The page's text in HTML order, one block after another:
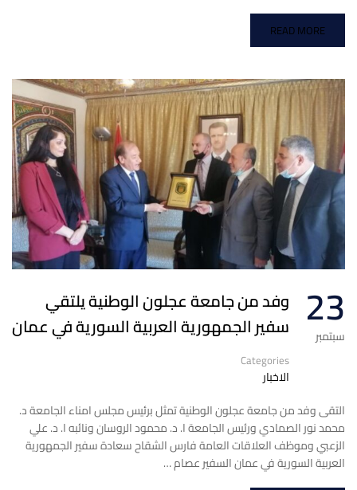
READ MORE
23
سبتمبر
وفد من جامعة عجلون الوطنية يلتقي
سفير الجمهورية العربية السورية في عمان
Categories
الاخبار
التقى وفد من جامعة عجلون الوطنية تمثل برئيس مجلس امناء الجامعة د.
محمد نور الصمادي ورئيس الجامعة ا. د. محمود الروسان ونائبه ا. د. علي
الزعبي وموظف العلاقات العامة فارس الشقاح سعادة سفير الجمهورية
العربية السورية في عمان السفير عصام …